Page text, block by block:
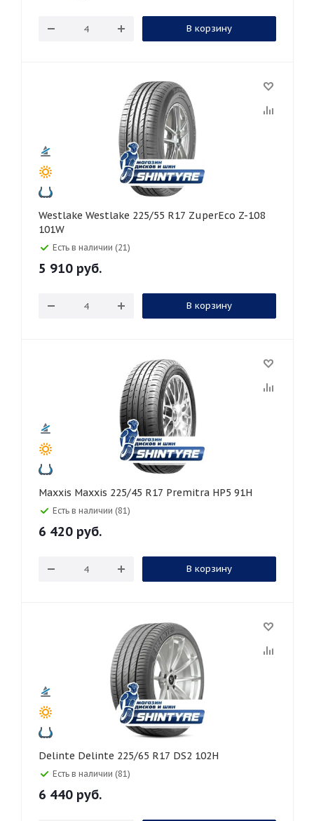
В корзину
Westlake Westlake 225/55 R17 ZuperEco Z-108
101W
Есть в наличии (21)
5 910 руб.
В корзину
Maxxis Maxxis 225/45 R17 Premitra HP5 91H
Есть в наличии (81)
6 420 руб.
В корзину
Delinte Delinte 225/65 R17 DS2 102H
Есть в наличии (81)
6 440 руб.